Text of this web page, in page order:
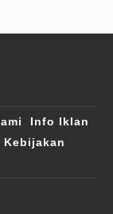
Info Iklan
Kebijakan